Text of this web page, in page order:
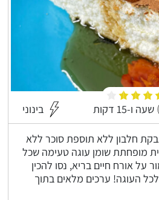
שעה ו-15 דקות בינוני
חלבון ללא תוספת סוכר ללא
מופחתת שומן עוגה טעימה שכל
על אורח חיים בריא, נסו להכין
חלבון לכל העוגה! ערכים מלאים בתוך